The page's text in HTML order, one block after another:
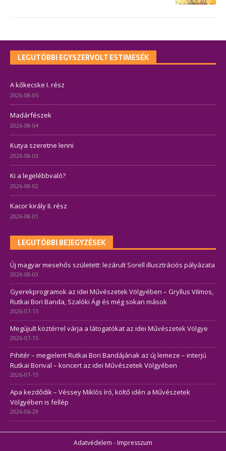
LEGUTÓBBI EGYSZERVOLT ESTIMESÉK
A kőkecske I. rész
2026-08-05
Madárfészek
2026-08-04
Kutya szeretne lenni
2026-08-03
Ki a legelébbvaló?
2026-08-02
Kacor király II. rész
2026-08-01
LEGUTÓBBI BEJEGYZÉSEK
Új magyar mesehős született: lezárult Sorell illusztrációs pályázata
2026-08-03
Gyerekprogramok az idei Művészetek Völgyében – Gryllus Vilmos,
Rutkai Bori Banda, Szalóki Ági és még sokan mások
2026-07-15
Megújult köztérrel várja a látogatókat az idei Művészetek Völgye
2026-07-15
Pihitér – megjelent Rutkai Bori Bandájának az új lemeze – interjú
Rutkai Borival – koncert az idei Művészetek Völgyében
2026-07-15
Apa kezdődik – Véssey Miklós író, költő idén a Művészetek
Völgyében is fellép
2026-06-29
Adatvédelem - Impresszum